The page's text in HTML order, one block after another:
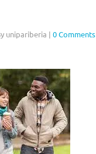
unipariberia | 0 Comments